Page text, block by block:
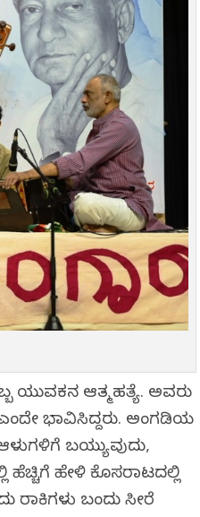
ಯುವಕನ ಆತ್ಮಹತ್ಯೆ. ಅವರು
ಭಾವಿಸಿದ್ದರು. ಅಂಗಡಿಯ
ಬಯ್ಯುವುದು,
ಹೆಚ್ಚಿಗೆ ಹೇಳಿ ಕೊಸರಾಟದಲ್ಲಿ
ಗಿರಾಕಿಗಳು ಬಂದು ಸೀರೆ